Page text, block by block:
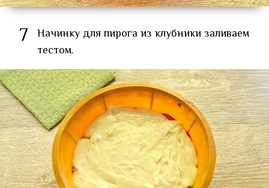
7 Начинку для пирога из клубники заливаем
тестом.